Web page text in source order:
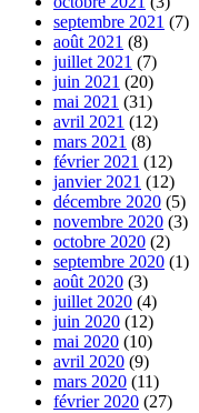
septembre 2021 (7)
août 2021 (8)
juillet 2021 (7)
juin 2021 (20)
mai 2021 (31)
avril 2021 (12)
mars 2021 (8)
février 2021 (12)
janvier 2021 (12)
décembre 2020 (5)
novembre 2020 (3)
octobre 2020 (2)
septembre 2020 (1)
août 2020 (3)
juillet 2020 (4)
juin 2020 (12)
mai 2020 (10)
avril 2020 (9)
mars 2020 (11)
février 2020 (27)